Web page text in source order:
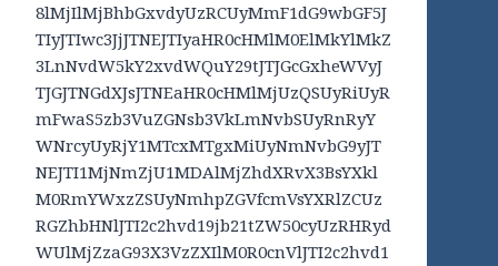
8lMjIlMjBhbGxvdyUzRCUyMmF1dG9wbGF5J
TIyJTIwc3JjJTNEJTIyaHR0cHMlM0ElMkYlMkZ
3LnNvdW5kY2xvdWQuY29tJTJGcGxheWVyJ
TJGJTNGdXJsJTNEaHR0cHMlMjUzQSUyRiUyR
mFwaS5zb3VuZGNsb3VkLmNvbSUyRnRyY
WNrcyUyRjY1MTcxMTgxMiUyNmNvbG9yJT
NEJTI1MjNmZjU1MDAlMjZhdXRvX3BsYXkl
M0RmYWxzZSUyNmhpZGVfcmVsYXRlZCUz
RGZhbHNlJTI2c2hvd19jb21tZW50cyUzRHRyd
WUlMjZzaG93X3VzZXIlM0R0cnVlJTI2c2hvd1